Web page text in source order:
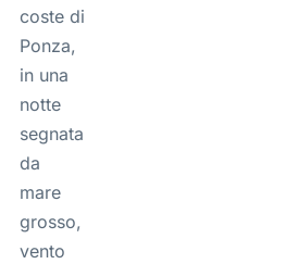
coste di
Ponza,
in una
notte
segnata
da
mare
grosso,
vento